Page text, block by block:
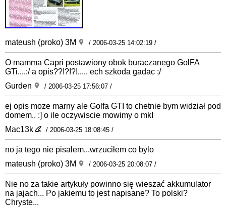
mateush (proko) 3M / 2006-03-25 14:02:19 /
O mamma Capri postawiony obok buraczanego GolFA
GTi....:/ a opis??!?!?!..... ech szkoda gadac ;/
Gurden
/ 2006-03-25 17:56:07 /
ej opis moze marny ale Golfa GTI to chetnie bym widział pod
domem.. :] o ile oczywiscie mowimy o mkI
Mac13k
/ 2006-03-25 18:08:45 /
no ja tego nie pisalem...wrzuciłem co bylo
mateush (proko) 3M
/ 2006-03-25 20:08:07 /
Nie no za takie artykuły powinno się wieszać akkumulator
na jajach... Po jakiemu to jest napisane? To polski?
Chryste...